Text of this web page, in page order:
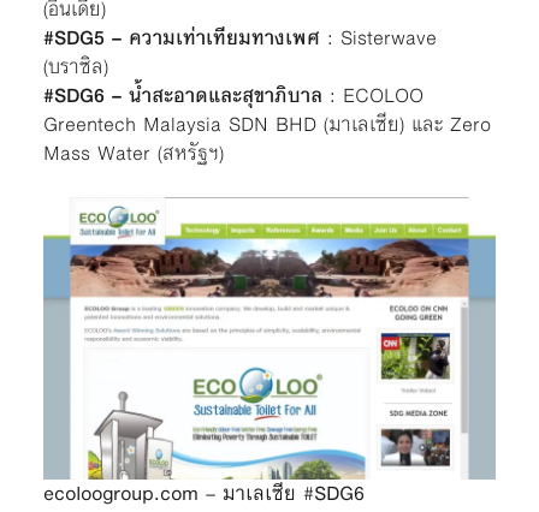
(อินเดีย)
#SDG5 – ความเท่าเทียมทางเพศ : Sisterwave
(บราซิล)
#SDG6 – น้ำสะอาดและสุขาภิบาล : ECOLOO
Greentech Malaysia SDN BHD (มาเลเซีย) และ Zero
Mass Water (สหรัฐฯ)
ecoloogroup.com – มาเลเซีย #SDG6